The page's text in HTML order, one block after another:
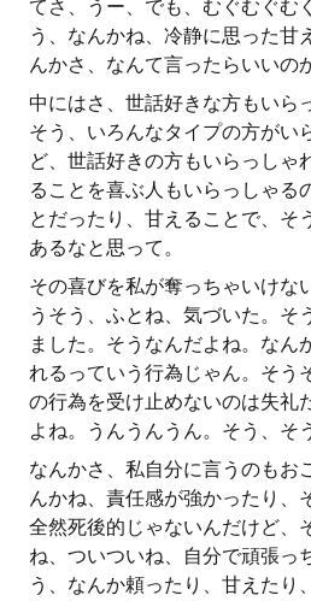
てさ、うー、でも、むぐむぐむ
う、なんかね、冷静に思った甘
んかさ、なんて言ったらいいの
中にはさ、世話好きな方もいら
そう、いろんなタイプの方がい
ど、世話好きの方もいらっしゃ
ることを喜ぶ人もいらっしゃる
とだったり、甘えることで、そ
あるなと思って。
その喜びを私が奪っちゃいけな
うそう、ふとね、気づいた。そ
ました。そうなんだよね。なん
れるっていう行為じゃん。そう
の行為を受け止めないのは失礼
よね。うんうんうん。そう、そ
なんかさ、私自分に言うのもお
んかね、責任感が強かったり、
全然死後的じゃないんだけど、
ね、ついついね、自分で頑張っ
う、なんか頼ったり、甘えたり